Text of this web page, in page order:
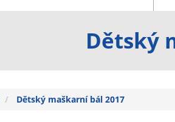
Dětský
Dětský maškarní bál 2017